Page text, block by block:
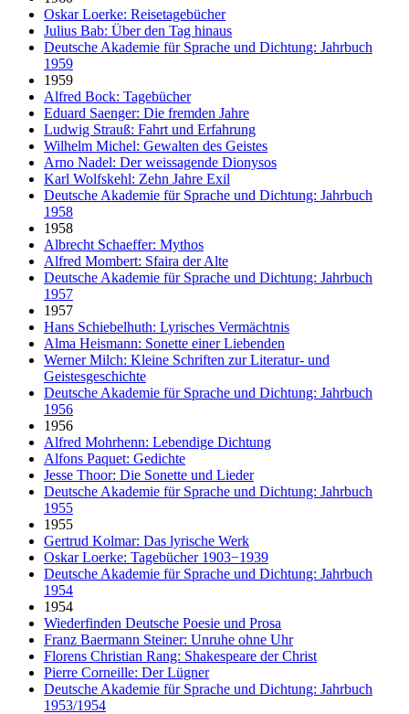
Oskar Loerke: Reisetagebücher
Julius Bab: Über den Tag hinaus
Deutsche Akademie für Sprache und Dichtung: Jahrbuch
1959
1959
Alfred Bock: Tagebücher
Eduard Saenger: Die fremden Jahre
Ludwig Strauß: Fahrt und Erfahrung
Wilhelm Michel: Gewalten des Geistes
Arno Nadel: Der weissagende Dionysos
Karl Wolfskehl: Zehn Jahre Exil
Deutsche Akademie für Sprache und Dichtung: Jahrbuch
1958
1958
Albrecht Schaeffer: Mythos
Alfred Mombert: Sfaira der Alte
Deutsche Akademie für Sprache und Dichtung: Jahrbuch
1957
1957
Hans Schiebelhuth: Lyrisches Vermächtnis
Alma Heismann: Sonette einer Liebenden
Werner Milch: Kleine Schriften zur Literatur- und
Geistesgeschichte
Deutsche Akademie für Sprache und Dichtung: Jahrbuch
1956
1956
Alfred Mohrhenn: Lebendige Dichtung
Alfons Paquet: Gedichte
Jesse Thoor: Die Sonette und Lieder
Deutsche Akademie für Sprache und Dichtung: Jahrbuch
1955
1955
Gertrud Kolmar: Das lyrische Werk
Oskar Loerke: Tagebücher 1903−1939
Deutsche Akademie für Sprache und Dichtung: Jahrbuch
1954
1954
Wiederfinden Deutsche Poesie und Prosa
Franz Baermann Steiner: Unruhe ohne Uhr
Florens Christian Rang: Shakespeare der Christ
Pierre Corneille: Der Lügner
Deutsche Akademie für Sprache und Dichtung: Jahrbuch
1953/1954